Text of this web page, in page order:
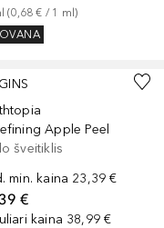
(0,68 € / 1 ml)
Apple Peel
šveitiklis
min. kaina 23,39 €
€
kaina 38,99 €